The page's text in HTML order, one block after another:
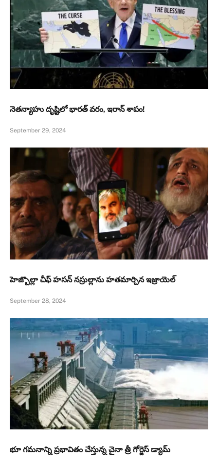
నెతన్యాహు దృష్టిలో భారత్ వరం, ఇరాన్ శాపం!
September 29, 2024
హెజ్బొల్లా చీఫ్ హసన్ నస్రుల్లాను హతమార్చిన ఇజ్రాయెల్
September 28, 2024
భూ గమనాన్ని ప్రభావితం చేస్తున్న చైనా త్రీ గోర్జెస్‌ డ్యామ్‌